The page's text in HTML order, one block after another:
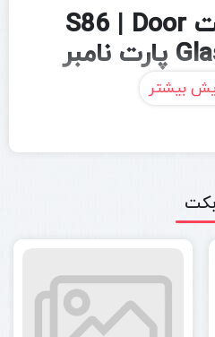
شیشه جلو بابکت S86 | Door
Glass Bobcat S86 پارت نامبر
مهم کابین مینی لودر بابکت S86 است که نقش مهمی در ایمنی
قطعه برای نصب روی درب جلوی
در زمان شکستگی، ترک‌خوردگی یا
و سازگار با مدل دستگاه
بیشتر